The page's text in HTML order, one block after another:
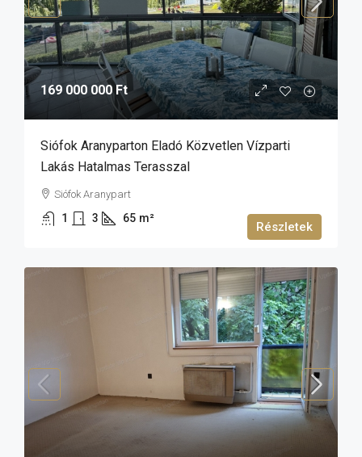
169 000 000 Ft
Siófok Aranyparton Eladó Közvetlen Vízparti
Lakás Hatalmas Terasszal
Siófok Aranypart
1 3 65 m²
Részletek